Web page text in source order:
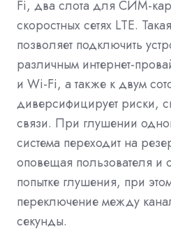
Fi, два слота для СИМ-
скоростных сетях LTE.
позволяет подключить
различным интернет-
и Wi-Fi, а также к двум
диверсифицирует риски,
связи. При глушении
система переходит на
оповещая пользователя
попытке глушения, при
переключение между
секунды.